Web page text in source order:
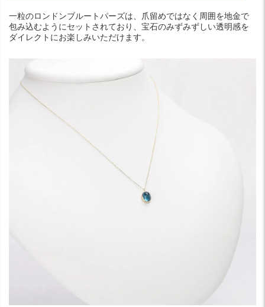
一粒のロンドンブルートパーズは、爪留めではなく周囲を地金で
包み込むようにセットされており、宝石のみずみずしい透明感を
ダイレクトにお楽しみいただけます。